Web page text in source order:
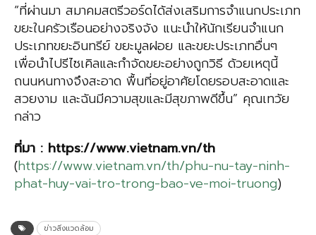
“ที่ผ่านมา สมาคมสตรีวอร์ดได้ส่งเสริมการจำแนกประเภท
ขยะในครัวเรือนอย่างจริงจัง แนะนำให้นักเรียนจำแนก
ประเภทขยะอินทรีย์ ขยะมูลฝอย และขยะประเภทอื่นๆ
เพื่อนำไปรีไซเคิลและกำจัดขยะอย่างถูกวิธี ด้วยเหตุนี้
ถนนหนทางจึงสะอาด พื้นที่อยู่อาศัยโดยรอบสะอาดและ
สวยงาม และฉันมีความสุขและมีสุขภาพดีขึ้น” คุณเทวัย
กล่าว
ที่มา : https://www.vietnam.vn/th
(https://www.vietnam.vn/th/phu-nu-tay-ninh-
phat-huy-vai-tro-trong-bao-ve-moi-truong)
ข่าวสิ่งแวดล้อม